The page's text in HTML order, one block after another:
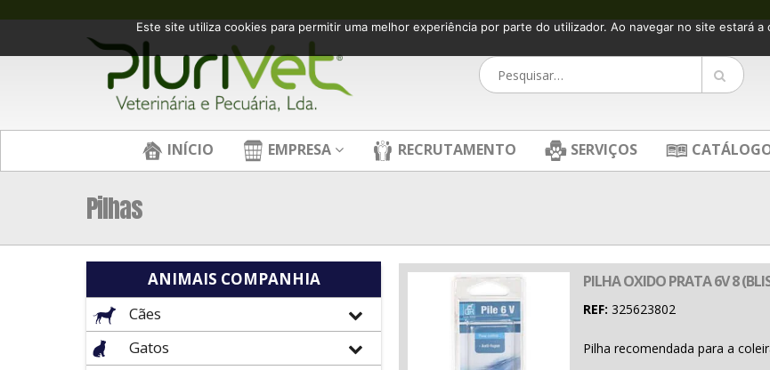
INÍCIO EMPRESA RECRUTAMENTO SERVIÇOS
Pilhas
PILHA OXIDO PRATA 6V 8
REF: 325623802
Pilha recomendada para a
ANIMAIS COMPANHIA
Cães
Gatos
Este site utiliza cookies para permitir uma melhor experiência por parte do utilizador. Ao navegar no site estará a